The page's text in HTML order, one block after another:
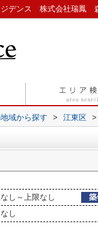
ジデンス 株式会社瑞鳳
域から探す > 江東区 >
し～上限なし
し